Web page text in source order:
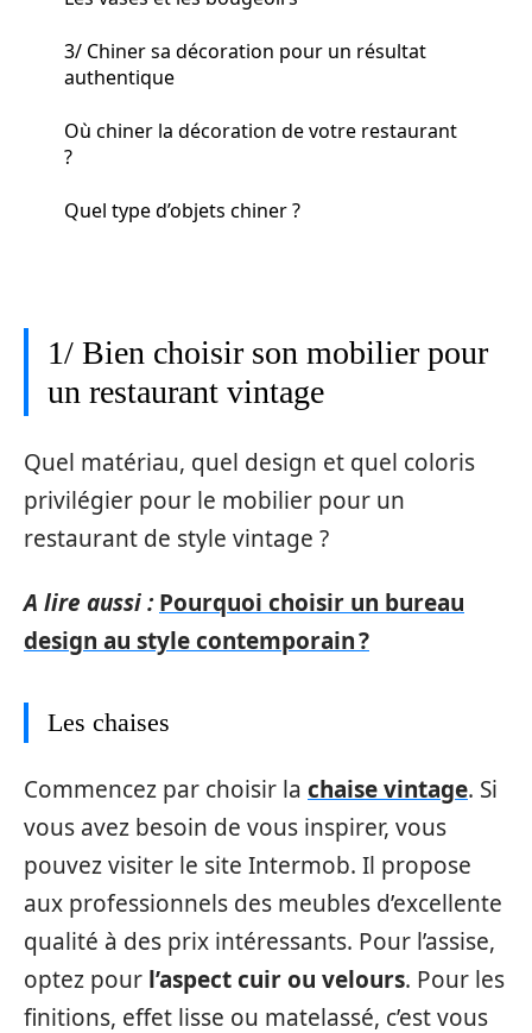
3/ Chiner sa décoration pour un résultat
authentique
Où chiner la décoration de votre restaurant
?
Quel type d’objets chiner ?
1/ Bien choisir son mobilier pour
un restaurant vintage
Quel matériau, quel design et quel coloris
privilégier pour le mobilier pour un
restaurant de style vintage ?
A lire aussi : Pourquoi choisir un bureau
design au style contemporain ?
Les chaises
Commencez par choisir la chaise vintage. Si
vous avez besoin de vous inspirer, vous
pouvez visiter le site Intermob. Il propose
aux professionnels des meubles d’excellente
qualité à des prix intéressants. Pour l’assise,
optez pour l’aspect cuir ou velours. Pour les
finitions, effet lisse ou matelassé, c’est vous